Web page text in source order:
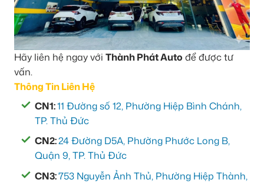
Hãy liên hệ ngay với Thành Phát Auto để được tư
vấn.
Thông Tin Liên Hệ
CN1:11 Đường số 12, Phường Hiệp Bình Chánh,
TP. Thủ Đức
CN2:24 Đường D5A, Phường Phước Long B,
Quận 9, TP. Thủ Đức
CN3:753 Nguyễn Ảnh Thủ, Phường Hiệp Thành,